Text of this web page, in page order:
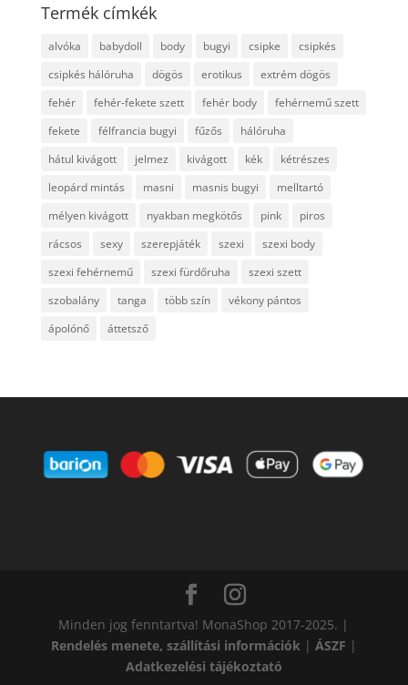
Termék címkék
alvóka babydoll body bugyi csipke
csipkés
csipkés hálóruha
dögös erotikus
extrém dögös
fehér
fehér-fekete szett fehér body
fehérnemű szett
fekete
félfrancia bugyi fűzős
hálóruha
hátul kivágott
jelmez kivágott kék
kétrészes
leopárd mintás
masni masnis bugyi
melltartó
mélyen kivágott
nyakban megkötős pink
piros
rácsos
sexy szerepjáték szexi
szexi body
szexi fehérnemű
szexi fürdőruha
szexi szett
szobalány
tanga több szín
vékony pántos
ápolónő
áttetsző
Minden jog fenntartva! MonaShop 2017-2025. |
Rendelés menete, szállítási információk| ÁSZF |
Adatkezelési tájékoztató